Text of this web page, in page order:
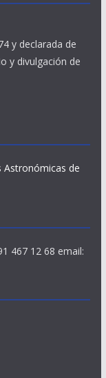
y declarada de
y divulgación de
Astronómicas de
467 12 68 email: